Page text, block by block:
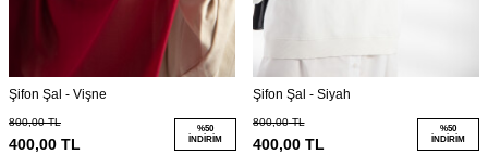
Şifon Şal - Siyah
800,00TL
400,00 TL
%50
İNDIRIM
Şifon Şal - Taş
800,00TL
400,00TL
%50
İNDIRIM